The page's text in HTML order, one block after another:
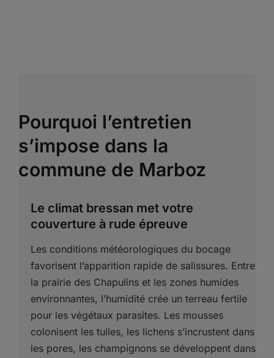
Pourquoi l’entretien
s’impose dans la
commune de Marboz
Le climat bressan met votre
couverture à rude épreuve
Les conditions météorologiques du bocage
favorisent l’apparition rapide de salissures. Entre
la prairie des Chapulins et les zones humides
environnantes, l’humidité crée un terreau fertile
pour les végétaux parasites. Les mousses
colonisent les tuiles, les lichens s’incrustent dans
les pores, les champignons se développent dans